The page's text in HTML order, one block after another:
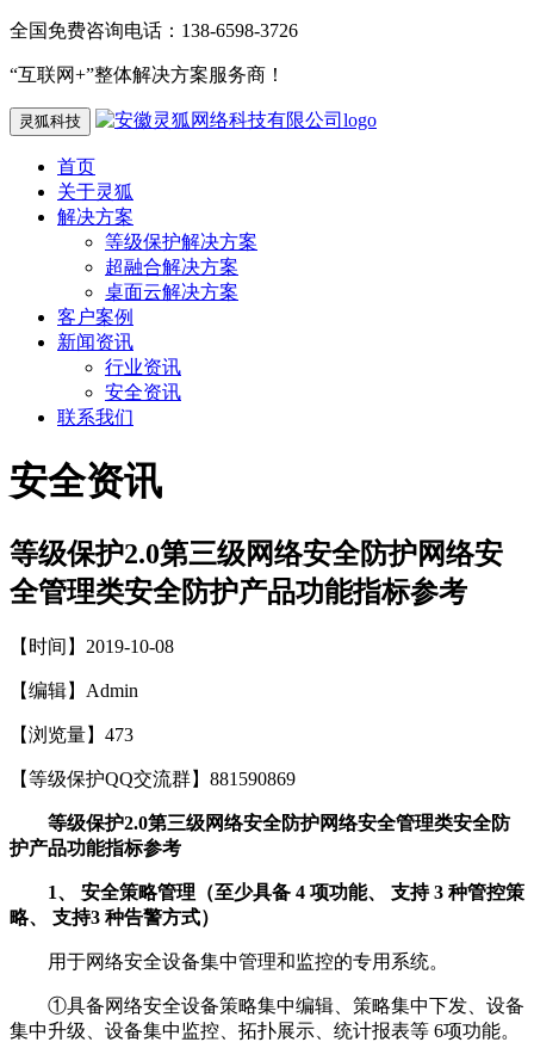
全国免费咨询电话：138-6598-3726
“互联网+”整体解决方案服务商！
灵狐科技
首页
关于灵狐
解决方案
等级保护解决方案
超融合解决方案
桌面云解决方案
客户案例
新闻资讯
行业资讯
安全资讯
联系我们
安全资讯
等级保护2.0第三级网络安全防护网络安
全管理类安全防护产品功能指标参考
【时间】2019-10-08
【编辑】Admin
【浏览量】 473
【等级保护QQ交流群】881590869
等级保护2.0第三级网络安全防护网络安全管理类安全防
护产品功能指标参考
1、 安全策略管理（至少具备 4 项功能、 支持 3 种管控策
略、 支持3 种告警方式）
用于网络安全设备集中管理和监控的专用系统。
①具备网络安全设备策略集中编辑、策略集中下发、设备
集中升级、设备集中监控、拓扑展示、统计报表等 6项功能。